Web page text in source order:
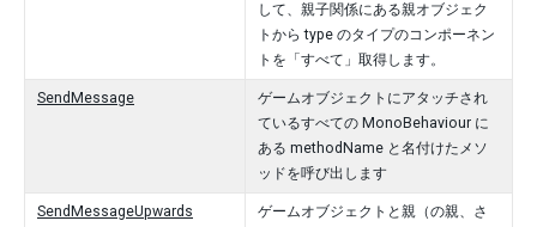
して、親子関係にある親オブジェク
トから type のタイプのコンポーネン
トを「すべて」取得します。
SendMessage
ゲームオブジェクトにアタッチされ
ているすべての MonoBehaviour に
ある methodName と名付けたメソ
ッドを呼び出します
SendMessageUpwards
ゲームオブジェクトと親（の親、さ